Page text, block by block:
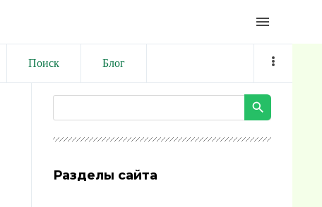
menu
Поиск Блог
Разделы сайта